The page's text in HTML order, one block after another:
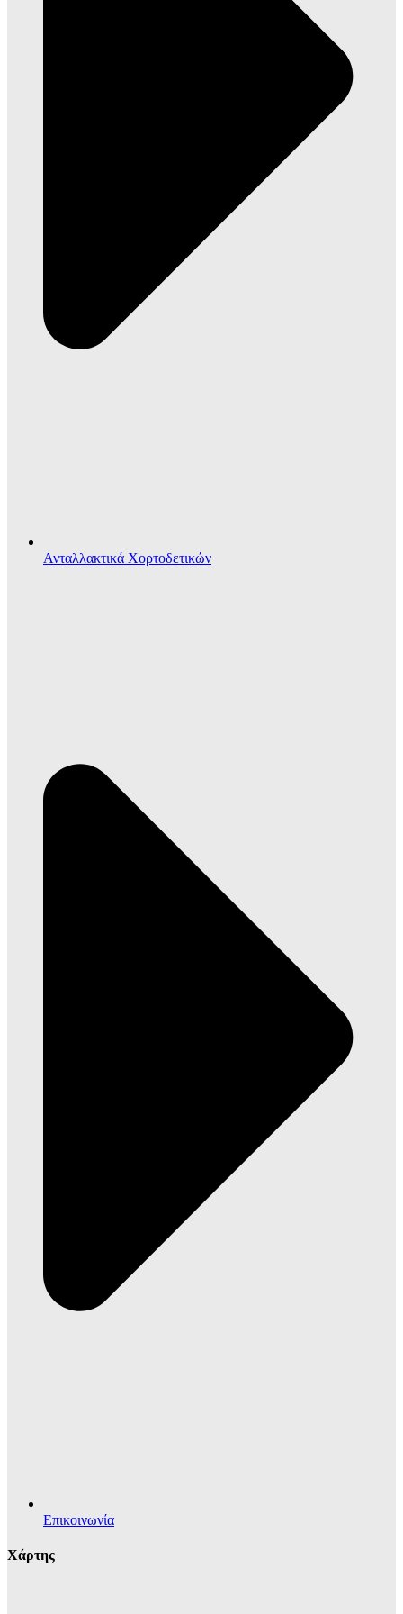
Ανταλλακτικά Χορτοδετικών
Επικοινωνία
Χάρτης